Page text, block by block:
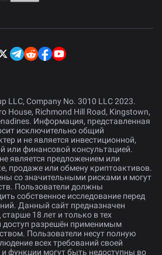
LLC, Company No. 3010 LLC 2023.
House, Richmond Hill Road, Kingstown,
Информация, представленная
исключительно общий
и не является инвестиционной,
или финансовой консультацией.
является предложением или
продаже или обмену криптоактивов.
со значительными рисками и могут
Пользователи должны
собственное исследование перед
Данный сайт предназначен
18 лет и только в тех
доступ разрешён применимым
Пользователи несут полную
всех требований своей
функции могут быть недоступны во